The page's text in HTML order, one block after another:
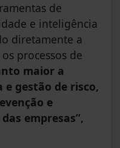
de
e inteligência
diretamente a
processos de
maior a
gestão de risco,
e
empresas”,